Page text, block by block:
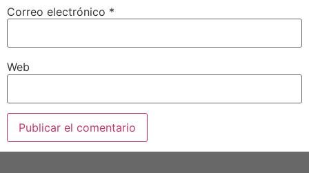
Correo electrónico *
Web